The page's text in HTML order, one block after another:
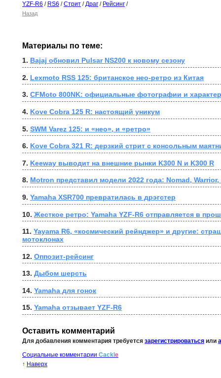
YZF-R6 / RS6 /Стрит /Драг / Рейсинг /
Назад
Материалы по теме:
1. Bajaj обновил Pulsar NS200 к новому сезону
2. Lexmoto RSS 125: британское нео-ретро из Китая
3. CFMoto 800NK: официальные фотографии и
4. Kove Cobra 125 R: настоящий уникум
5. SWM Varez 125: и «нео», и «ретро»
6. Kove Cobra 321 R: дерзкий стрит с консольным
7. Keeway выводит на внешние рынки K300 N и K300 R
8. Motron представил модели 2022 года: Nomad,
9. Yamaha XSR700 превратилась в дрэгстер
10. Жесткое ретро: Yamaha YZF-R6 отправляется в
11. Yayama R6, «космический рейнджер» и другие:
мотоклонах
12. Оппозит-рейсинг
13. Дыбом шерсть
14. Yamaha для гонок
15. Yamaha отзывает YZF-R6
Оставить комментарий
Для добавления комментария требуется зарегистрироваться или
Социальные комментарии Cackl e
↑ Наверх